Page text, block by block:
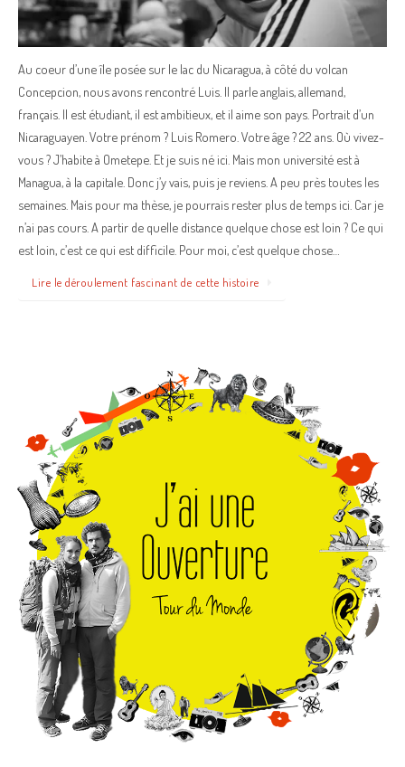
Au coeur d’une île posée sur le lac du Nicaragua, à côté du volcan
Concepcion, nous avons rencontré Luis. Il parle anglais, allemand,
français. Il est étudiant, il est ambitieux, et il aime son pays. Portrait d’un
Nicaraguayen. Votre prénom ? Luis Romero. Votre âge ? 22 ans. Où vivez-
vous ? J’habite à Ometepe. Et je suis né ici. Mais mon université est à
Managua, à la capitale. Donc j’y vais, puis je reviens. A peu près toutes les
semaines. Mais pour ma thèse, je pourrais rester plus de temps ici. Car je
n’ai pas cours. A partir de quelle distance quelque chose est loin ? Ce qui
est loin, c’est ce qui est difficile. Pour moi, c’est quelque chose…
Lire le déroulement fascinant de cette histoire